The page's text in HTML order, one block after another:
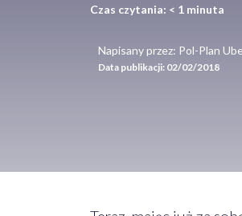
Czas czytania: < 1 minuta
Napisany przez: Pol-Plan
Data publikacji: 02/02/2018